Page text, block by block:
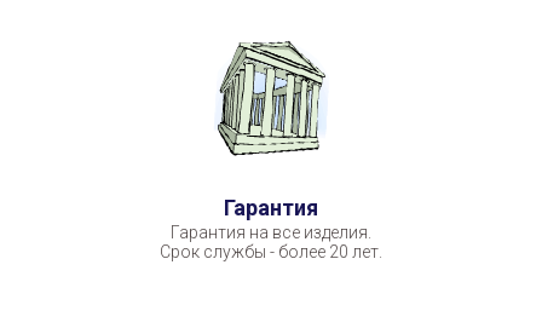
Гарантия
Гарантия на все изделия.
Срок службы - более 20 лет.